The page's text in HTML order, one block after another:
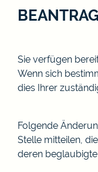
Sie verfügen
Wenn sich
dies Ihrer
Folgende
Stelle mitteilen,
deren